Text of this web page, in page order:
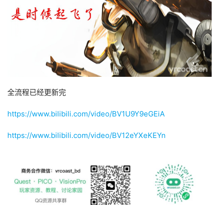
首
全流程已经更新完
https://www.bilibili.com/video/BV1U9Y9eGEiA
https://www.bilibili.com/video/BV12eYXeKEYn